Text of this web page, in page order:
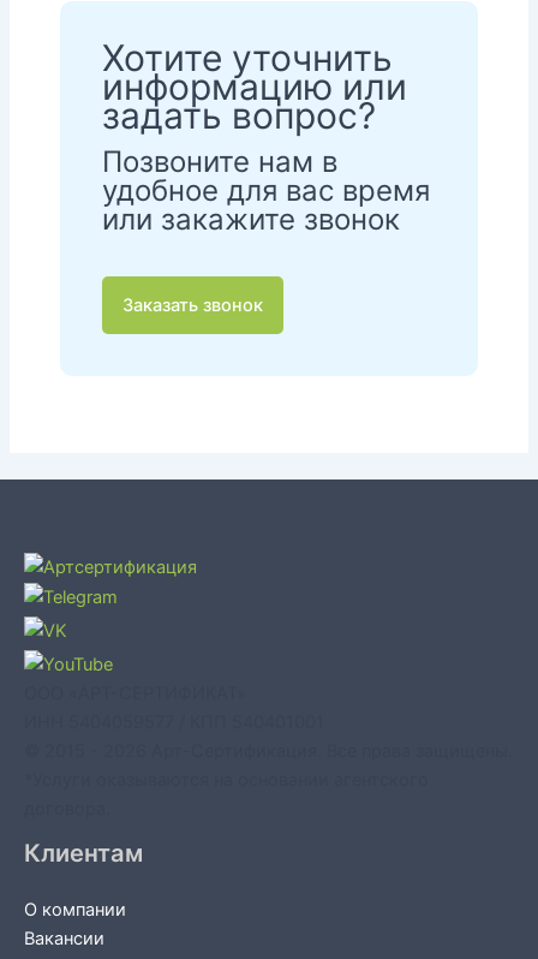
Хотите уточнить
информацию или
задать вопрос?
Позвоните нам в
удобное для вас время
или закажите звонок
Заказать звонок
Клиентам
О компании
Вакансии